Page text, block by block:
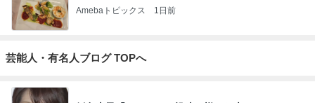
Amebaトピックス 1日前
芸能人・有名人ブログ TOPへ